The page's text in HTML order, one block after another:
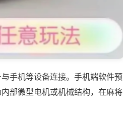
手机等设备连接。手机端软件预
部微型电机或机械结构，在麻将